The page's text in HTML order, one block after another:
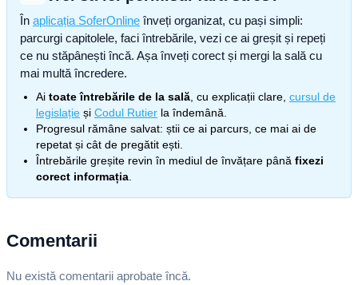
În aplicația SoferOnline înveți organizat, cu pași simpli:
parcurgi capitolele, faci întrebările, vezi ce ai greșit și repeți
ce nu stăpânești încă. Așa înveți corect și mergi la sală cu
mai multă încredere.
Ai toate întrebările de la sală , cu explicații clare, cursul de
legislație și Codul Rutier la îndemână.
Progresul rămâne salvat: știi ce ai parcurs, ce mai ai de
repetat și cât de pregătit ești.
Întrebările greșite revin în mediul de învățare până fixezi
corect informația
Comentarii
Nu există comentarii aprobate încă.